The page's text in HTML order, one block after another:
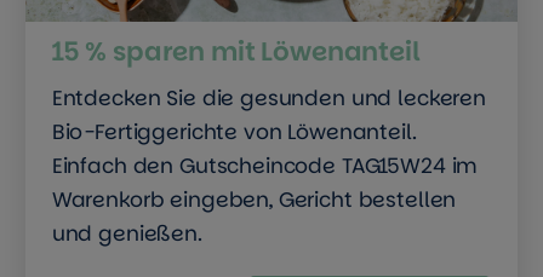
15 % sparen mit Löwenanteil
Entdecken Sie die gesunden und leckeren
Bio-Fertiggerichte von Löwenanteil.
Einfach den Gutscheincode TAG15W24 im
Warenkorb eingeben, Gericht bestellen
und genießen.